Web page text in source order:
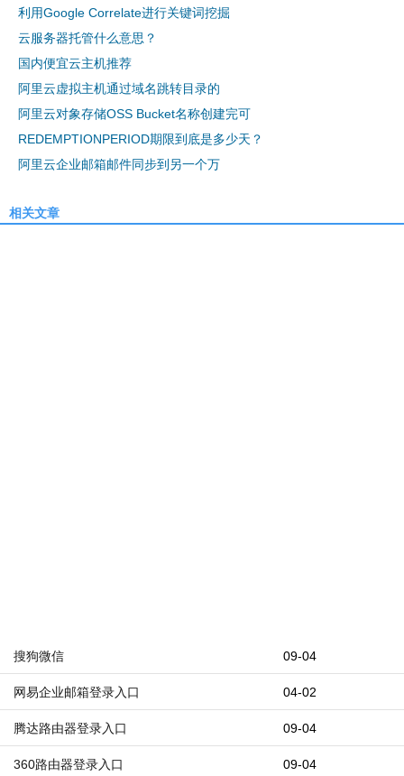
利用Google Correlate进行关键词挖掘
云服务器托管什么意思？
国内便宜云主机推荐
阿里云虚拟主机通过域名跳转目录的
阿里云对象存储OSS Bucket名称创建完可
REDEMPTIONPERIOD期限到底是多少天？
阿里云企业邮箱邮件同步到另一个万
相关文章
09-04
搜狗微信
04-02
网易企业邮箱登录入口
09-04
腾达路由器登录入口
09-04
360路由器登录入口